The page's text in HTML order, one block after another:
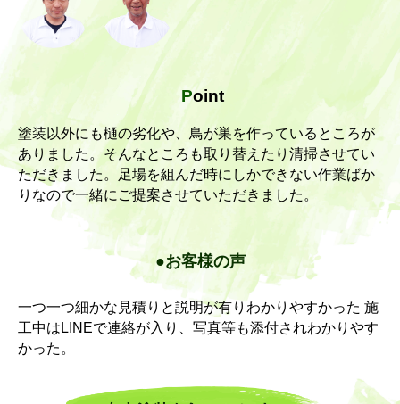
Point
塗装以外にも樋の劣化や、鳥が巣を作っているところが
ありました。そんなところも取り替えたり清掃させてい
ただきました。足場を組んだ時にしかできない作業ばか
りなので一緒にご提案させていただきました。
●お客様の声
一つ一つ細かな見積りと説明が有りわかりやすかった 施
工中はLINEで連絡が入り、写真等も添付されわかりやす
かった。